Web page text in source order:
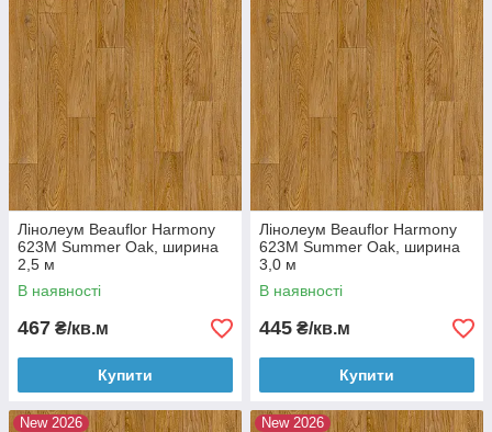
Лінолеум Beauflor Harmony
623M Summer Oak, ширина
2,5 м
В наявності
467 ₴/кв.м
Купити
Лінолеум Beauflor Harmony
623M Summer Oak, ширина
3,0 м
В наявності
445 ₴/кв.м
Купити
New 2026 New 2026